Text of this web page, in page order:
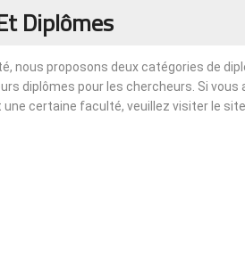
Diplômes
nous proposons deux catégories de
diplômes pour les chercheurs. Si vous
certaine faculté, veuillez visiter le